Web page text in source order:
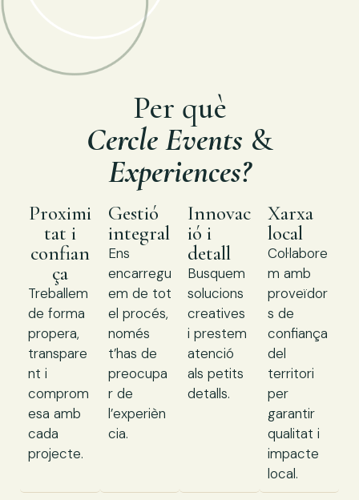
Per què
Cercle Events &
Experiences?
Proximi
tat i
confian
ça
Treballem
de forma
propera,
transpare
nt i
comprom
esa amb
cada
projecte.
Gestió
integral
Ens
encarregu
em de tot
el procés,
només
t’has de
preocupa
r de
l’experièn
cia.
Innovac
ió i
detall
Busquem
solucions
creatives
i prestem
atenció
als petits
detalls.
Xarxa
local
Col·labore
m amb
proveïdor
s de
confiança
del
territori
per
garantir
qualitat i
impacte
local.